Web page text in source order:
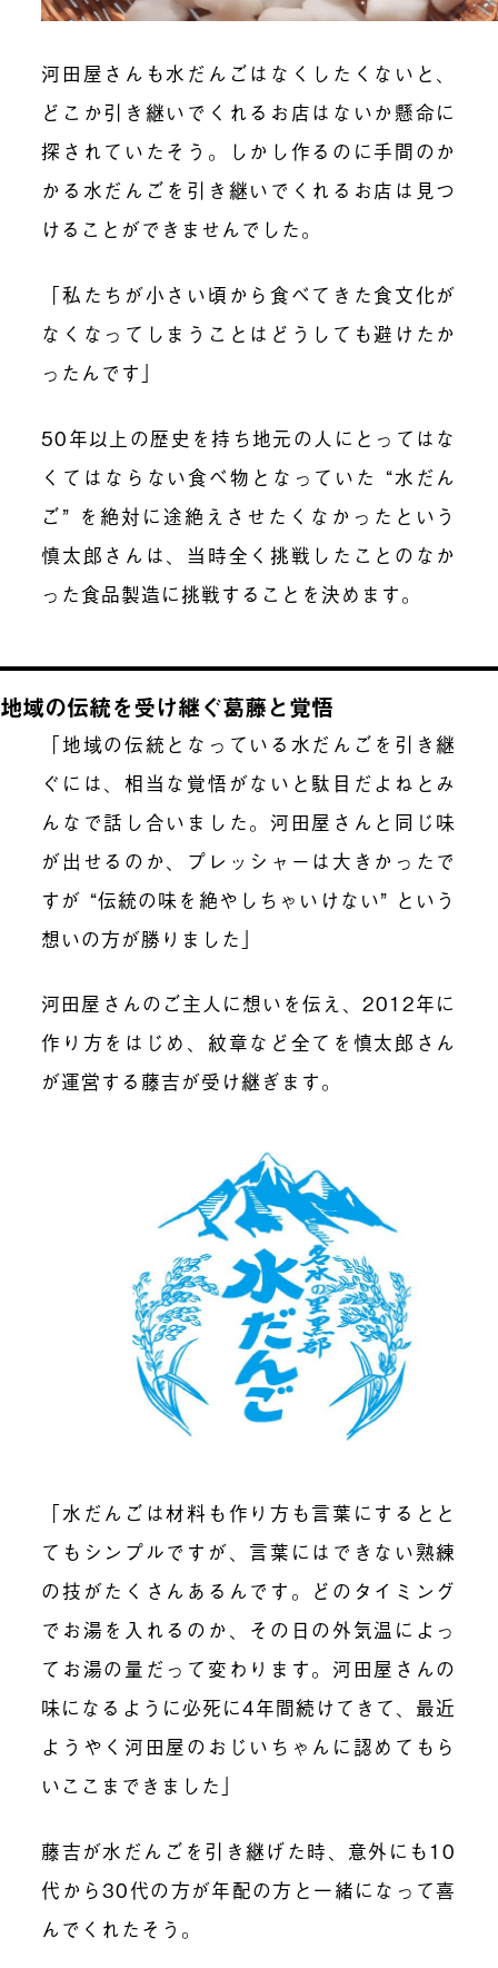
河田屋さんも水だんごはなくしたくないと、
どこか引き継いでくれるお店はないか懸命に
探されていたそう。しかし作るのに手間のか
かる水だんごを引き継いでくれるお店は見つ
けることができませんでした。
「私たちが小さい頃から食べてきた食文化が
なくなってしまうことはどうしても避けたか
ったんです」
50年以上の歴史を持ち地元の人にとってはな
くてはならない食べ物となっていた “水だん
ご” を絶対に途絶えさせたくなかったという
慎太郎さんは、当時全く挑戦したことのなか
った食品製造に挑戦することを決めます。
地域の伝統を受け継ぐ葛藤と覚悟
「地域の伝統となっている水だんごを引き継
ぐには、相当な覚悟がないと駄目だよねとみ
んなで話し合いました。河田屋さんと同じ味
が出せるのか、プレッシャーは大きかったで
すが “伝統の味を絶やしちゃいけない” という
想いの方が勝りました」
河田屋さんのご主人に想いを伝え、2012年に
作り方をはじめ、紋章など全てを慎太郎さん
が運営する藤吉が受け継ぎます。
「水だんごは材料も作り方も言葉にするとと
てもシンプルですが、言葉にはできない熟練
の技がたくさんあるんです。どのタイミング
でお湯を入れるのか、その日の外気温によっ
てお湯の量だって変わります。河田屋さんの
味になるように必死に4年間続けてきて、最近
ようやく河田屋のおじいちゃんに認めてもら
いここまできました」
藤吉が水だんごを引き継げた時、意外にも10
代から30代の方が年配の方と一緒になって喜
んでくれたそう。